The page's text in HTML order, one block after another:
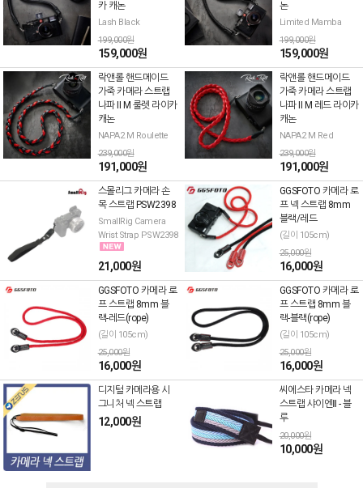
카 캐논
Lash Black
199,000원
159,000원
논
Limited Mamba
199,000원
159,000원
락앤롤 핸드메이드
가죽 카메라 스트랩
나파 II M 룰렛 라이카
캐논
NAPA2 M Roulette
239,000원
191,000원
락앤롤 핸드메이드
가죽 카메라 스트랩
나파 II M 레드 라이카
캐논
NAPA2 M Red
239,000원
191,000원
스몰리그 카메라 손
목 스트랩 PSW2398
SmallRig Camera
Wrist Strap PSW2398
21,000원
GGSFOTO 카메라 로
프 넥 스트랩 8mm
블랙/레드
(길이 105cm)
25,000원
16,000원
GGSFOTO 카메라 로
프 스트랩 8mm 블
랙-레드(rope)
(길이 105cm)
25,000원
16,000원
GGSFOTO 카메라 로
프 스트랩 8mm 블
랙-블랙(rope)
(길이 105cm)
25,000원
16,000원
디지털 카메라용 시
그니처 넥 스트랩
12,000원
씨에스타 카메라 넥
스트랩 샤이엔Ⅱ - 블
루
20,000원
10,000원